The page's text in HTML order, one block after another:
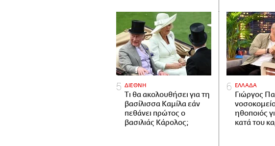
ΔΙΕΘΝΗ
Τι θα ακολουθήσει για τη
βασίλισσα Καμίλα εάν
πεθάνει πρώτος ο
βασιλιάς Κάρολος;
ΕΛΛΑΔΑ
Γιώργος
ηθοποιός
κατά του